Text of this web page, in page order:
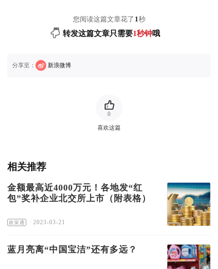
您阅读这篇文章花了 1秒
转发这篇文章只需要1秒钟哦
分享至： 新浪微博
喜欢这篇
0
相关推荐
金额最高近4000万元！各地发“红
包”奖补企业北交所上市（附表格）
政策通 · 2023-03-21
蓝月亮离“中国宝洁”还有多远？